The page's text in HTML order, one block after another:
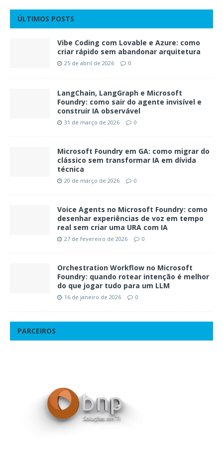
ÚLTIMOS POSTS
Vibe Coding com Lovable e Azure: como
criar rápido sem abandonar arquitetura
25 de abril de 2026 0
LangChain, LangGraph e Microsoft
Foundry: como sair do agente invisível e
construir IA observável
31 de março de 2026 0
Microsoft Foundry em GA: como migrar do
clássico sem transformar IA em dívida
técnica
20 de março de 2026 0
Voice Agents no Microsoft Foundry: como
desenhar experiências de voz em tempo
real sem criar uma URA com IA
27 de fevereiro de 2026 0
Orchestration Workflow no Microsoft
Foundry: quando rotear intenção é melhor
do que jogar tudo para um LLM
16 de janeiro de 2026 0
PARCEIROS